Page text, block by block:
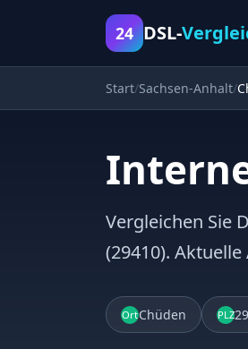
24 DSL-
Start Sachsen-Anhalt
Vergleichen Sie
(29410).
OrtChüden PLZ